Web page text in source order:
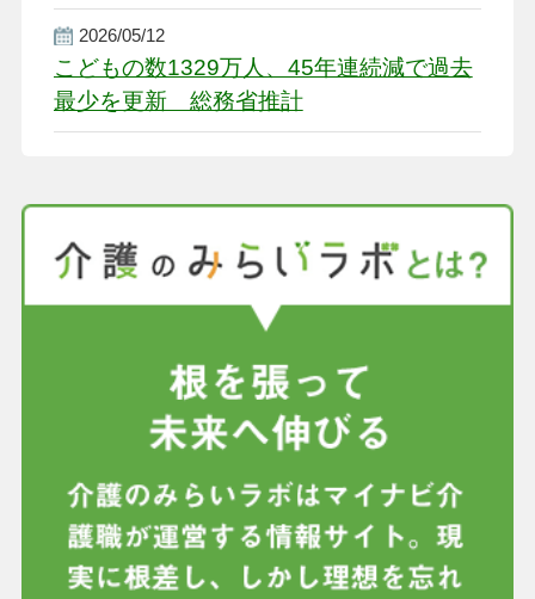
盤整備を促す
2026/05/12
こどもの数1329万人、45年連続減で過去
最少を更新 総務省推計